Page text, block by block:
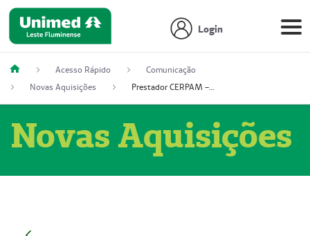
Login
Acesso Rápido
Comunicação
Novas Aquisições
Prestador CERPAM – Centro de Reabilitação S/S Ltda-ME (52004274-8)
Novas Aquisições